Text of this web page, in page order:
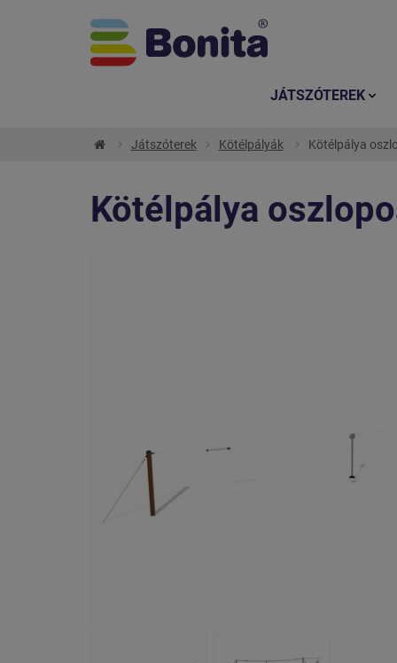
Játszóterek Kötélpályák Kötélpálya
Kötélpálya
JÁTSZÓTEREK